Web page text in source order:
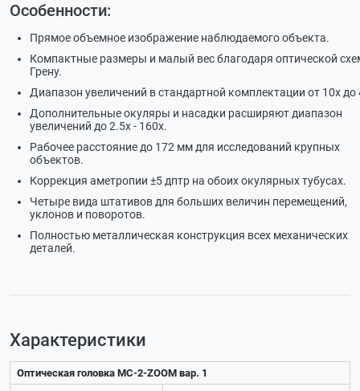
Особенности:
Прямое объемное изображение наблюдаемого объекта.
Компактные размеры и малый вес благодаря оптической
Грену.
Диапазон увеличений в стандартной комплектации от 10х до
Дополнительные окуляры и насадки расширяют диапазон
увеличений до 2.5х - 160х.
Рабочее расстояние до 172 мм для исследований крупных
объектов.
Коррекция аметропии ±5 дптр на обоих окулярных тубусах.
Четыре вида штативов для больших величин перемещений,
уклонов и поворотов.
Полностью металлическая конструкция всех механических
деталей.
Характеристики
Оптическая головка MC-2-ZOOM вар. 1